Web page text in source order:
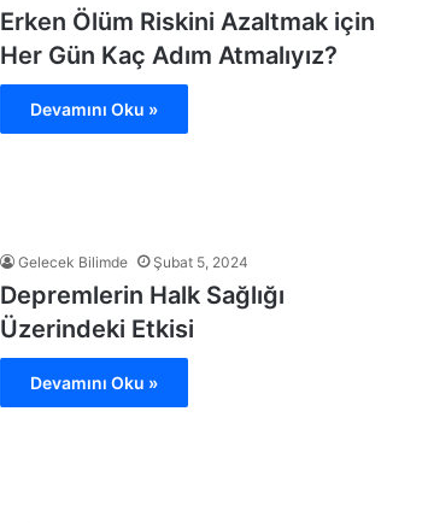
Erken Ölüm Riskini Azaltmak için
Her Gün Kaç Adım Atmalıyız?
Devamını Oku »
Gelecek Bilimde Şubat 5, 2024
Depremlerin Halk Sağlığı
Üzerindeki Etkisi
Devamını Oku »